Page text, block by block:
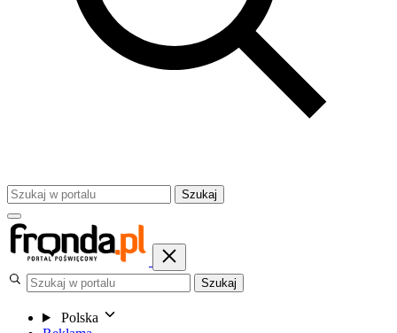
Szukaj
Szukaj
Polska